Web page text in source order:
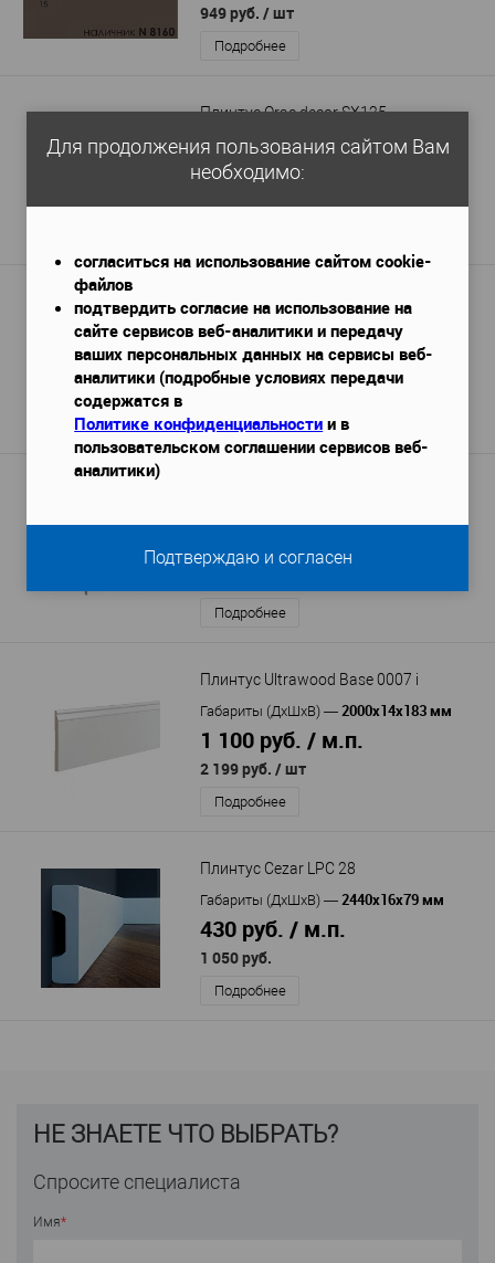
949 руб. / шт
Подробнее
Плинтус Orac decor SX125
Габариты (ДхШхВ)—2000х14х69 мм
549 руб. / м.п.
1 098 руб.
Плинтус Orac decor SX173
Габариты (ДхШхВ)—2000x16x100 мм
648 руб. / м.п.
1 295 руб.
Подробнее
Габариты (ДхШхВ)—2000х14х109 мм
2 966 руб. / м.п.
Подробнее
Плинтус Ultrawood Base 0007 i
Габариты (ДхШхВ) — 2000x14x183 мм
1 100 руб. / м.п.
2 199 руб. / шт
Подробнее
Плинтус Cezar LPC 28
Габариты (ДхШхВ) — 2440x16x79 мм
430 руб. / м.п.
1 050 руб.
Подробнее
НЕ ЗНАЕТЕ ЧТО ВЫБРАТЬ?
Спросите специалиста
Имя*
Для продолжения пользования сайтом Вам
необходимо:
согласиться на использование сайтом cookie-
файлов
подтвердить согласие на использование на
сайте сервисов веб-аналитики и передачу
ваших персональных данных на сервисы веб-
аналитики (подробные условиях передачи
содержатся в
Политике конфиденциальности и в
пользовательском соглашении сервисов веб-
аналитики)
Подтверждаю и согласен